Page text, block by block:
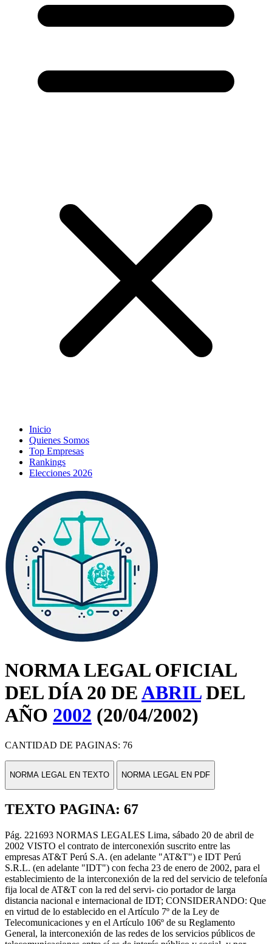
Inicio
Quienes Somos
Top Empresas
Rankings
Elecciones 2026
NORMA LEGAL OFICIAL
DEL DÍA 20 DEABRILDEL
AÑO 2002 (20/04/2002)
CANTIDAD DE PAGINAS: 76
NORMA LEGAL EN TEXTO NORMA LEGAL EN PDF
TEXTO PAGINA: 67
Pág. 221693 NORMAS LEGALES Lima, sábado 20 de abril de
2002 VISTO el contrato de interconexión suscrito entre las
empresas AT&T Perú S.A. (en adelante "AT&T") e IDT Perú
S.R.L. (en adelante "IDT") con fecha 23 de enero de 2002, para el
establecimiento de la interconexión de la red del servicio de telefonía
fija local de AT&T con la red del servi- cio portador de larga
distancia nacional e internacional de IDT; CONSIDERANDO: Que
en virtud de lo establecido en el Artículo 7º de la Ley de
Telecomunicaciones y en el Artículo 106º de su Reglamento
General, la interconexión de las redes de los servicios públicos de